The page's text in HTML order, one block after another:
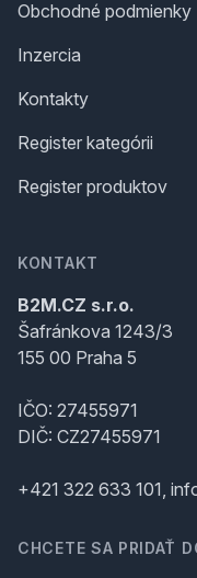
Obchodné podmienky
Inzercia
Kontakty
Register kategórii
Register produktov
KONTAKT
B2M.CZ s.r.o.
Šafránkova 1243/3
155 00 Praha 5
IČO: 27455971
DIČ: CZ27455971
+421 322 633 101,
CHCETE SA PRIDAŤ